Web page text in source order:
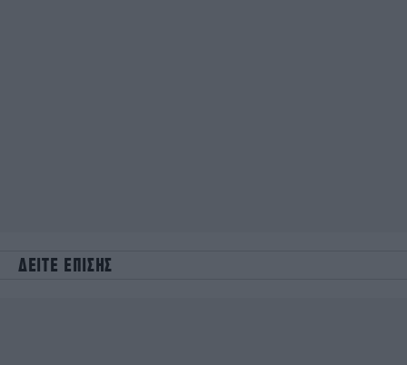
ΔΕΙΤΕ ΕΠΙΣΗΣ